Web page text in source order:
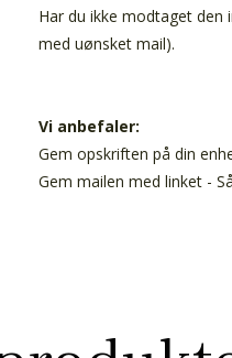
Har du ikke modtaget
med uønsket mail).
Vi anbefaler:
Gem opskriften på din
Gem mailen med linket -